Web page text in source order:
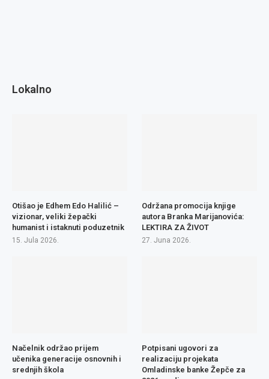
Lokalno
Otišao je Edhem Edo Halilić –
vizionar, veliki žepački
humanist i istaknuti poduzetnik
15. Jula 2026.
Održana promocija knjige
autora Branka Marijanovića:
LEKTIRA ZA ŽIVOT
27. Juna 2026.
Načelnik održao prijem
učenika generacije osnovnih i
srednjih škola
Potpisani ugovori za
realizaciju projekata
Omladinske banke Žepče za